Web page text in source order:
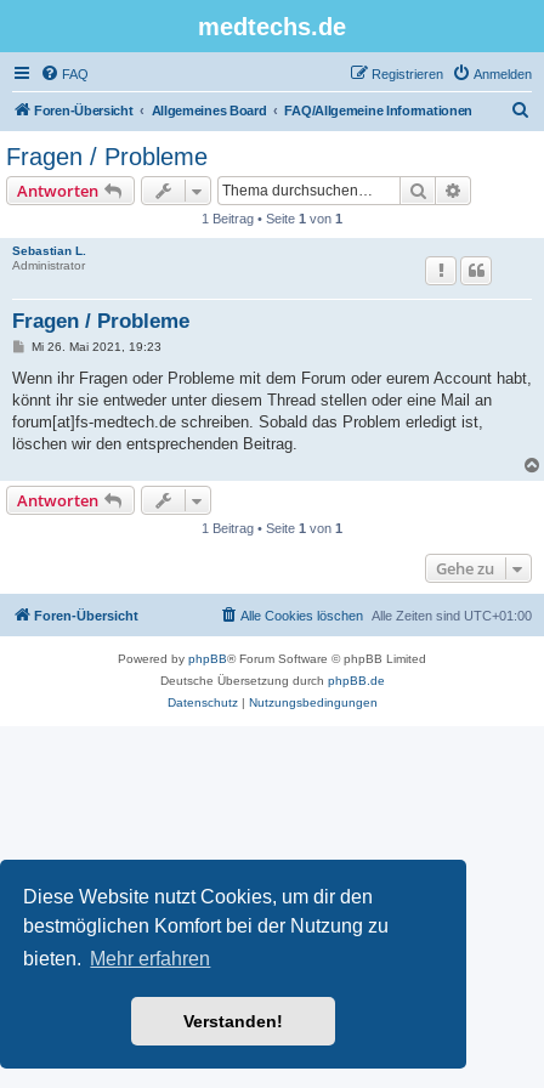
Diese Website nutzt Cookies, um dir den
bestmöglichen Komfort bei der Nutzung zu
bieten. Mehr erfahren
Verstanden!
medtechs.de
FAQ Anmelden
Registrieren
Foren-Übersicht Allgemeines Board FAQ/Allgemeine Informationen
Fragen / Probleme
Antworten Suche
1 Beitrag • Seite 1 von 1
Sebastian L.
Administrator
Fragen / Probleme
B
i
r
a
Mi 26. Mai 2021, 19:23
Wenn ihr Fragen oder Probleme mit dem Forum oder eurem Account habt,
könnt ihr sie entweder unter diesem Thread stellen oder eine Mail an
forum[at]fs-medtech.de schreiben. Sobald das Problem erledigt ist,
löschen wir den entsprechenden Beitrag.
Antworten
1 Beitrag • Seite 1 von 1
Gehe zu
Foren-Übersicht Alle Zeiten sind UTC+01:00
Alle Cookies löschen
Powered by phpBB® Forum Software © phpBB Limited
Deutsche Übersetzung durch phpBB.de
Datenschutz| Nutzungsbedingungen